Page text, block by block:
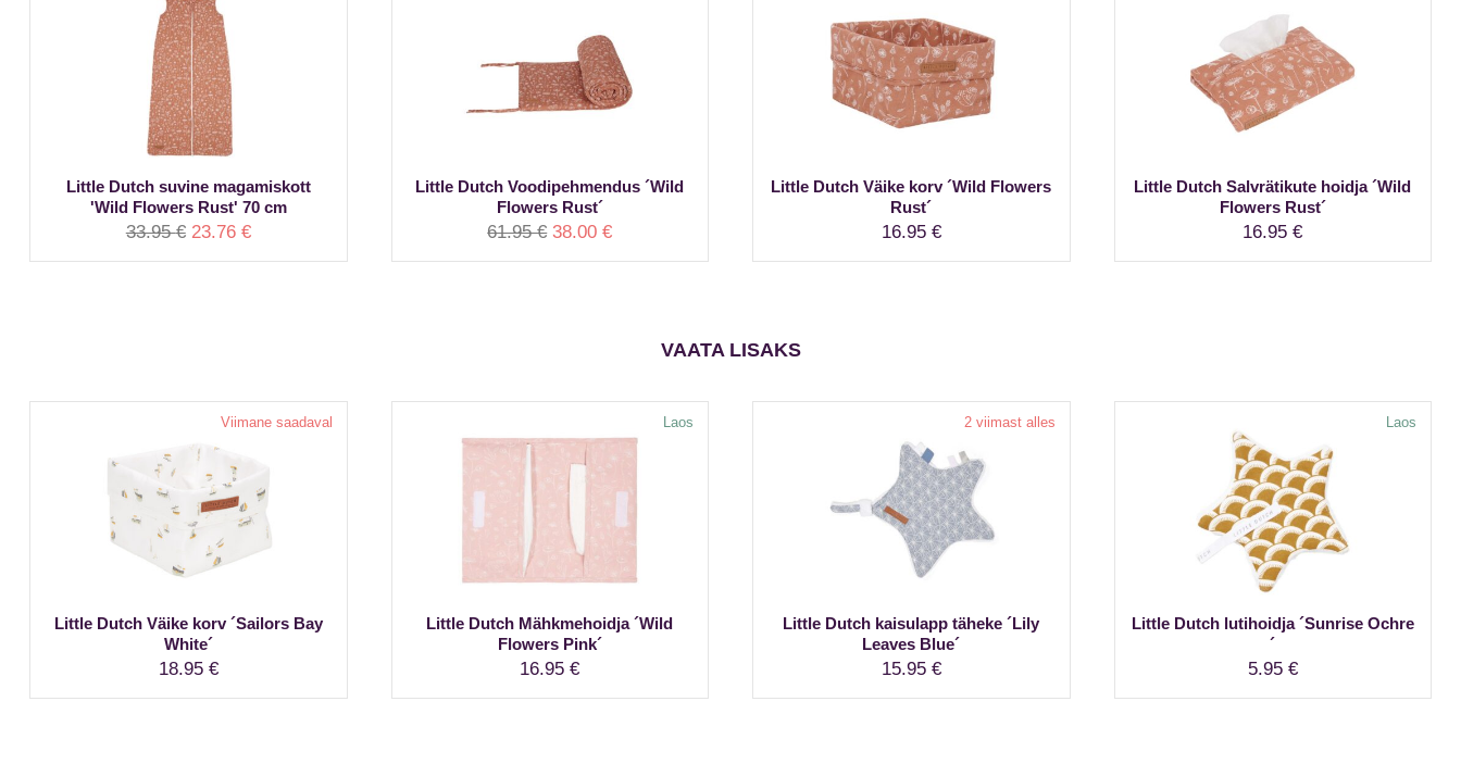
Little Dutch suvine magamiskott
'Wild Flowers Rust' 70 cm
33.95€ Algne
23.76 €Praegune
Little Dutch Voodipehmendus ´Wild
Flowers Rust´
61.95€ Algne
38.00€Praegune
Little Dutch Väike korv ´Wild Flowers
Rust´
16.95 €
Little Dutch Salvrätikute hoidja ´Wild
Flowers Rust´
16.95€
VAATA LISAKS
Little Dutch Väike korv ´Sailors Bay
White´
18.95 €
Viimane saadaval
Little Dutch Mähkmehoidja ´Wild
Flowers Pink´
16.95€
Laos
Little Dutch kaisulapp täheke ´Lily
Leaves Blue´
15.95 €
2 viimast alles
Little Dutch lutihoidja ´Sunrise Ochre
´
5.95 €
Laos